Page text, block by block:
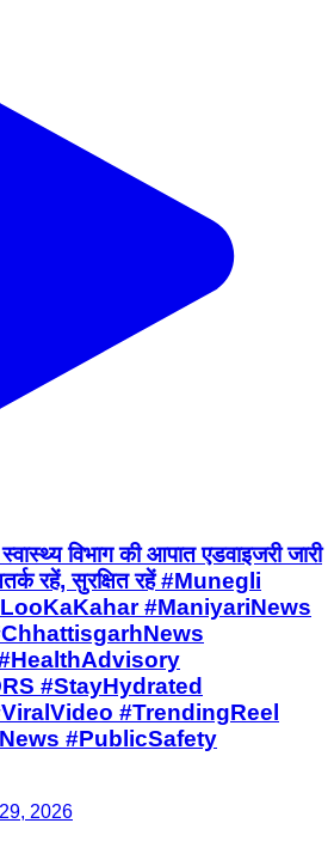
विभाग की आपात एडवाइजरी जारी
रहें, सुरक्षित रहें #Munegli
#ManiyariNews
#StayHydrated
#TrendingReel
#PublicSafety
2026